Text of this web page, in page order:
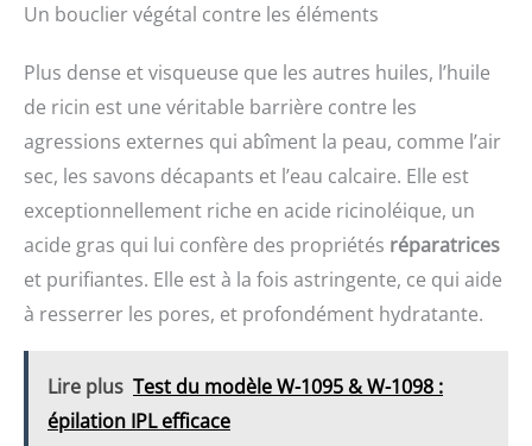
pratique à transporter,
PACKAGING : Il est possible
de recevoir de façon
format spray (dans la limite
des stocks disponibles)
Un bouclier végétal contre les éléments
Plus dense et visqueuse que les autres huiles, l’huile
de ricin est une véritable barrière contre les
agressions externes qui abîment la peau, comme l’air
sec, les savons décapants et l’eau calcaire. Elle est
exceptionnellement riche en acide ricinoléique, un
acide gras qui lui confère des propriétés réparatrices
et purifiantes. Elle est à la fois astringente, ce qui aide
à resserrer les pores, et profondément hydratante.
Lire plus Test du modèle W-1095 & W-1098 :
épilation IPL efficace